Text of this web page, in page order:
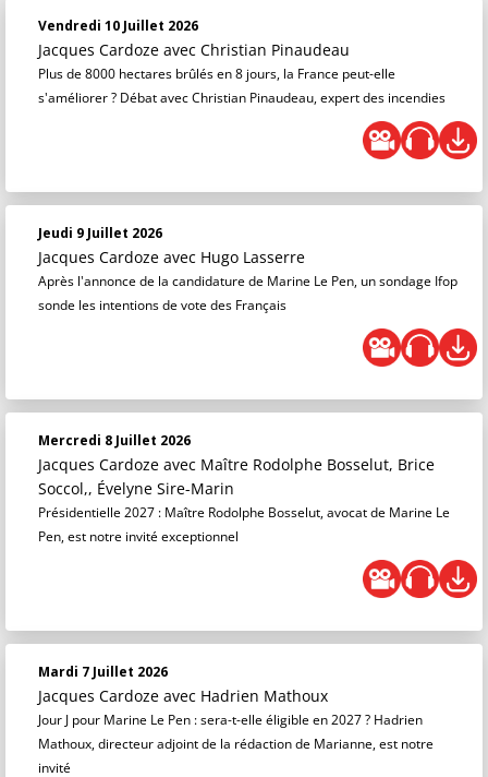
Vendredi 10 Juillet 2026
Jacques Cardoze avec Christian Pinaudeau
Plus de 8000 hectares brûlés en 8 jours, la France peut-elle
s'améliorer ? Débat avec Christian Pinaudeau, expert des incendies
Jeudi 9 Juillet 2026
Jacques Cardoze avec Hugo Lasserre
Après l'annonce de la candidature de Marine Le Pen, un sondage Ifop
sonde les intentions de vote des Français
Mercredi 8 Juillet 2026
Jacques Cardoze avec Maître Rodolphe Bosselut, Brice
Soccol,, Évelyne Sire-Marin
Présidentielle 2027 : Maître Rodolphe Bosselut, avocat de Marine Le
Pen, est notre invité exceptionnel
Mardi 7 Juillet 2026
Jacques Cardoze avec Hadrien Mathoux
Jour J pour Marine Le Pen : sera-t-elle éligible en 2027 ? Hadrien
Mathoux, directeur adjoint de la rédaction de Marianne, est notre
invité